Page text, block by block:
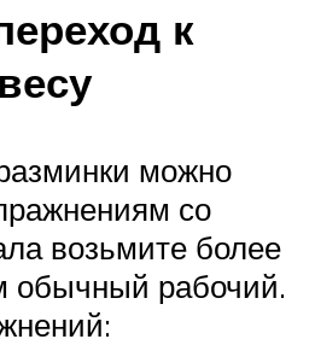
к
можно
со
возьмите более
обычный рабочий.